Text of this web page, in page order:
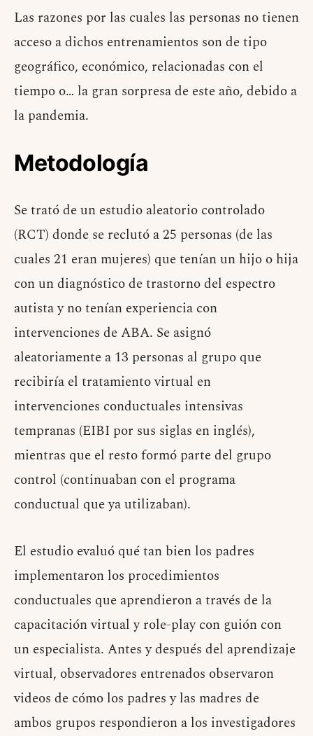
Las razones por las cuales las personas no tienen
acceso a dichos entrenamientos son de tipo
geográfico, económico, relacionadas con el
tiempo o… la gran sorpresa de este año, debido a
la pandemia.
Metodología
Se trató de un estudio aleatorio controlado
(RCT) donde se reclutó a 25 personas (de las
cuales 21 eran mujeres) que tenían un hijo o hija
con un diagnóstico de trastorno del espectro
autista y no tenían experiencia con
intervenciones de ABA. Se asignó
aleatoriamente a 13 personas al grupo que
recibiría el tratamiento virtual en
intervenciones conductuales intensivas
tempranas (EIBI por sus siglas en inglés),
mientras que el resto formó parte del grupo
control (continuaban con el programa
conductual que ya utilizaban).
El estudio evaluó qué tan bien los padres
implementaron los procedimientos
conductuales que aprendieron a través de la
capacitación virtual y role-play con guión con
un especialista. Antes y después del aprendizaje
virtual, observadores entrenados observaron
videos de cómo los padres y las madres de
ambos grupos respondieron a los investigadores